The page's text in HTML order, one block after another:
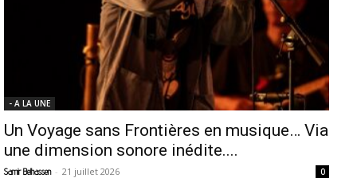
- A LA UNE
Un Voyage sans Frontières en musique… Via
une dimension sonore inédite....
Samir Belhassen - 21 juillet 2026 0